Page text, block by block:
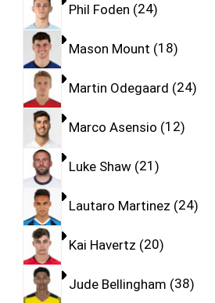
Phil Foden 24
Mason Mount 18
Martin Odegaard 24
Marco Asensio 12
Luke Shaw 21
Lautaro Martinez 24
Kai Havertz 20
Jude Bellingham 38